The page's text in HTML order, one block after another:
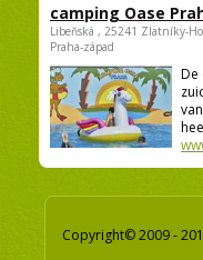
camping Oase
Libeňská , 25241 Zlatníky-
Praha-západ
De
Copyright© 2009 -